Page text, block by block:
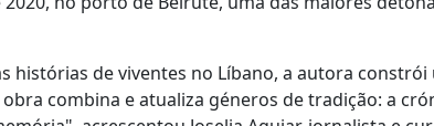
histórias de viventes no Líbano, a autora
obra combina e atualiza géneros de tradição: a